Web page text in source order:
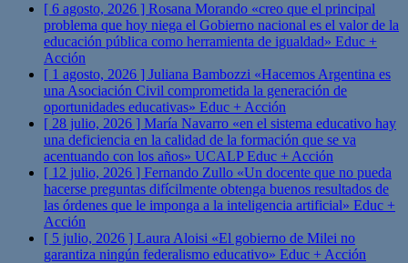
[ 6 agosto, 2026 ] Rosana Morando «creo que el principal
problema que hoy niega el Gobierno nacional es el valor de la
educación pública como herramienta de igualdad» Educ +
Acción
[ 1 agosto, 2026 ] Juliana Bambozzi «Hacemos Argentina es
una Asociación Civil comprometida la generación de
oportunidades educativas» Educ + Acción
[ 28 julio, 2026 ] María Navarro «en el sistema educativo hay
una deficiencia en la calidad de la formación que se va
acentuando con los años» UCALPEduc + Acción
[ 12 julio, 2026 ] Fernando Zullo «Un docente que no pueda
hacerse preguntas difícilmente obtenga buenos resultados de
las órdenes que le imponga a la inteligencia artificial» Educ +
Acción
[ 5 julio, 2026 ] Laura Aloisi «El gobierno de Milei no
garantiza ningún federalismo educativo» Educ + Acción